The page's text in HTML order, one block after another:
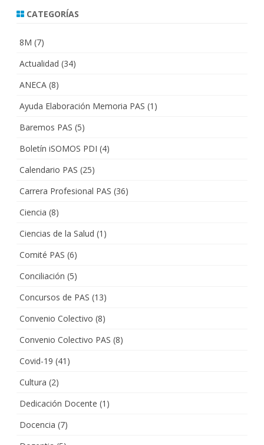
CATEGORÍAS
8M (7)
Actualidad (34)
ANECA (8)
Ayuda Elaboración Memoria PAS (1)
Baremos PAS (5)
Boletín iSOMOS PDI (4)
Calendario PAS (25)
Carrera Profesional PAS (36)
Ciencia (8)
Ciencias de la Salud (1)
Comité PAS (6)
Conciliación (5)
Concursos de PAS (13)
Convenio Colectivo (8)
Convenio Colectivo PAS (8)
Covid-19 (41)
Cultura (2)
Dedicación Docente (1)
Docencia (7)